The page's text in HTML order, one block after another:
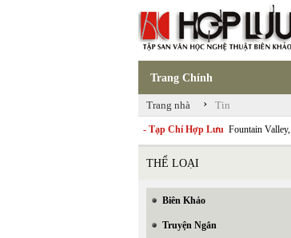
Trang Chính
Trang nhà › Tin
- Tạp Chí Hợp Lưu Fountain Valley,
THỂ LOẠI
Biên Khảo
Truyện Ngắn